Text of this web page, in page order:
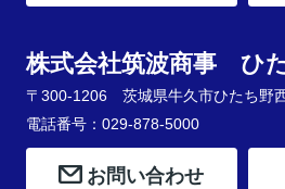
株式会社筑波商事 ひ
〒300-1206 茨城県牛久市ひたち野
電話番号：029-878-5000
お問い合わせ